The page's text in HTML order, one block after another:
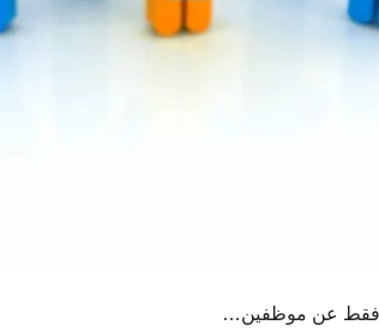
فقط عن موظفين…